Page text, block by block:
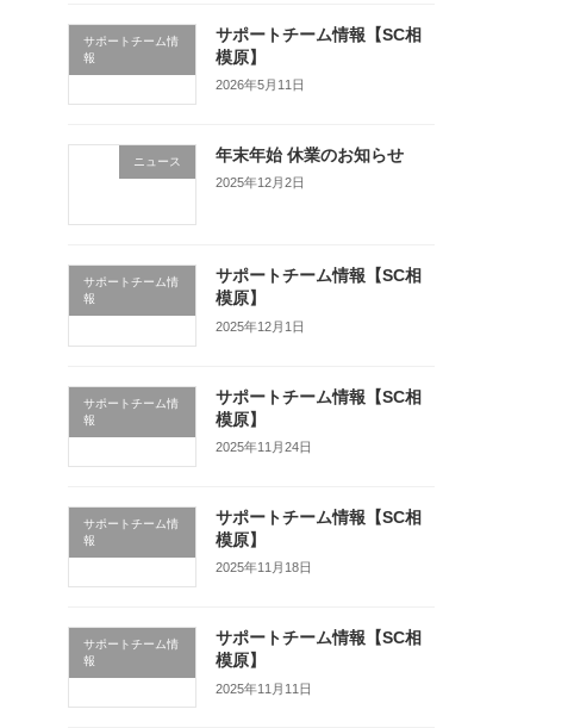
サポートチーム情
報
サポートチーム情報【SC相
模原】
2026年5月11日
ニュース 年末年始 休業のお知らせ
2025年12月2日
サポートチーム情
報
サポートチーム情報【SC相
模原】
2025年12月1日
サポートチーム情
報
サポートチーム情報【SC相
模原】
2025年11月24日
サポートチーム情
報
サポートチーム情報【SC相
模原】
2025年11月18日
サポートチーム情
報
サポートチーム情報【SC相
模原】
2025年11月11日